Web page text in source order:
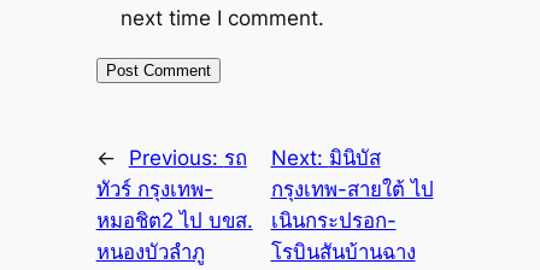
next time I comment.
← Previous: รถ
ทัวร์ กรุงเทพ-
หมอชิต2 ไป บขส.
หนองบัวลำภู
Next: มินิบัส
กรุงเทพ-สายใต้ ไป
เนินกระปรอก-
โรบินสันบ้านฉาง